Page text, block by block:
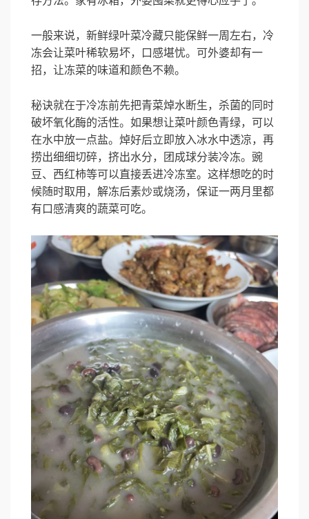
一般来说，新鲜绿叶菜冷藏只能保鲜一周左右，冷
冻会让菜叶稀软易坏，口感堪忧。可外婆却有一
招，让冻菜的味道和颜色不赖。
秘诀就在于冷冻前先把青菜焯水断生，杀菌的同时
破坏氧化酶的活性。如果想让菜叶颜色青绿，可以
在水中放一点盐。焯好后立即放入冰水中透凉，再
捞出细细切碎，挤出水分，团成球分装冷冻。豌
豆、西红柿等可以直接丢进冷冻室。这样想吃的时
候随时取用，解冻后素炒或烧汤，保证一两月里都
有口感清爽的蔬菜可吃。